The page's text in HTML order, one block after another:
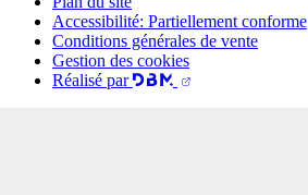
Accessibilité: Partiellement conforme
Conditions générales de vente
Gestion des cookies
Réalisé par